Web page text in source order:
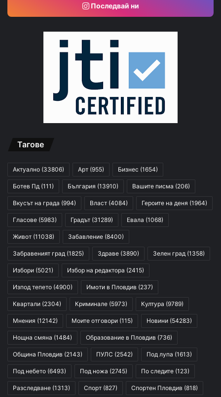
Последвай ни
Тагове
Актуално (33806) Арт (955) Бизнес (1654)
Ботев Пд (111) България (13910) Вашите писма (206)
Вкусът на града (994) Власт (4084) Героите на деня (1964)
Гласове (5983) Градът (31289) Евала (1068)
Живот (11038) Забавление (8400)
Забравеният град (1825) Здраве (3890) Зелен град (1358)
Избори (5021) Избор на редактора (2415)
Изпод тепето (4900) Имоти в Пловдив (237)
Квартали (2304) Криминале (5973) Култура (9789)
Мнения (12142) Моите отговори (115) Новини (54283)
Нощна смяна (1484) Образование в Пловдив (736)
Община Пловдив (2143) ПУЛС (2542) Под лупа (1613)
Под небето (6493) Под ножа (2745) По следите (123)
Разследване (1313) Спорт (827) Спортен Пловдив (818)